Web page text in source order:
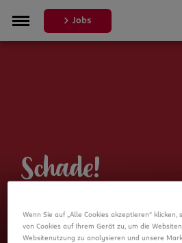
Jobs
Schade!
mehr verfügbar
Wenn Sie auf „Alle Cookies akzeptieren“
von Cookies auf Ihrem Gerät zu, um die
Websitenutzung zu analysieren und unsere